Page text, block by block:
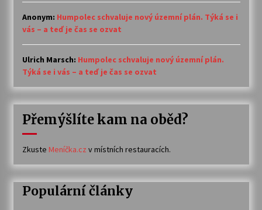
Anonym: Humpolec schvaluje nový územní plán. Týká se i
vás – a teď je čas se ozvat
Ulrich Marsch: Humpolec schvaluje nový územní plán.
Týká se i vás – a teď je čas se ozvat
Přemýšlíte kam na oběd?
Zkuste Meníčka.cz v místních restauracích.
Populární články